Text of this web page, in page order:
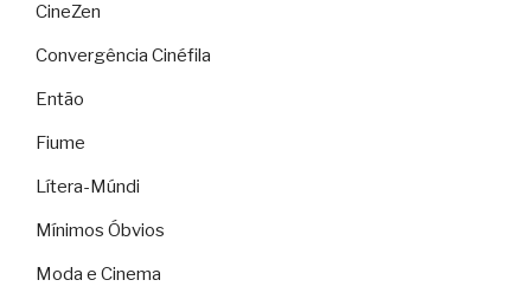
CineZen
Convergência Cinéfila
Então
Fiume
Lítera-Múndi
Mínimos Óbvios
Moda e Cinema